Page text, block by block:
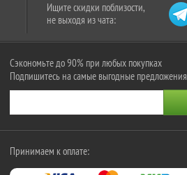
Ищите скидки поблизости,
не выходя из чата:
Сэкономьте до 90% при любых покупках
Подпишитесь на самые выгодные предложения
Принимаем к оплате: